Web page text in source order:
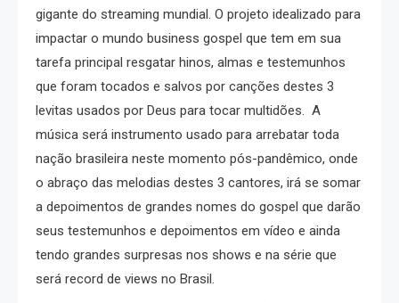
gigante do streaming mundial. O projeto idealizado para
impactar o mundo business gospel que tem em sua
tarefa principal resgatar hinos, almas e testemunhos
que foram tocados e salvos por canções destes 3
levitas usados por Deus para tocar multidões. A
música será instrumento usado para arrebatar toda
nação brasileira neste momento pós-pandêmico, onde
o abraço das melodias destes 3 cantores, irá se somar
a depoimentos de grandes nomes do gospel que darão
seus testemunhos e depoimentos em vídeo e ainda
tendo grandes surpresas nos shows e na série que
será record de views no Brasil.